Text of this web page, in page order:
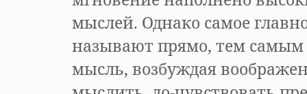
мыслей. Однако самое
называют прямо, тем
мысль, возбуждая